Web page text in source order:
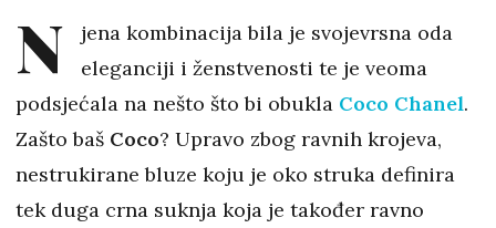
N
jena kombinacija bila je svojevrsna oda
eleganciji i ženstvenosti te je veoma
podsjećala na nešto što bi obukla Coco Chanel.
Zašto baš Coco? Upravo zbog ravnih krojeva,
nestrukirane bluze koju je oko struka definira
tek duga crna suknja koja je također ravno